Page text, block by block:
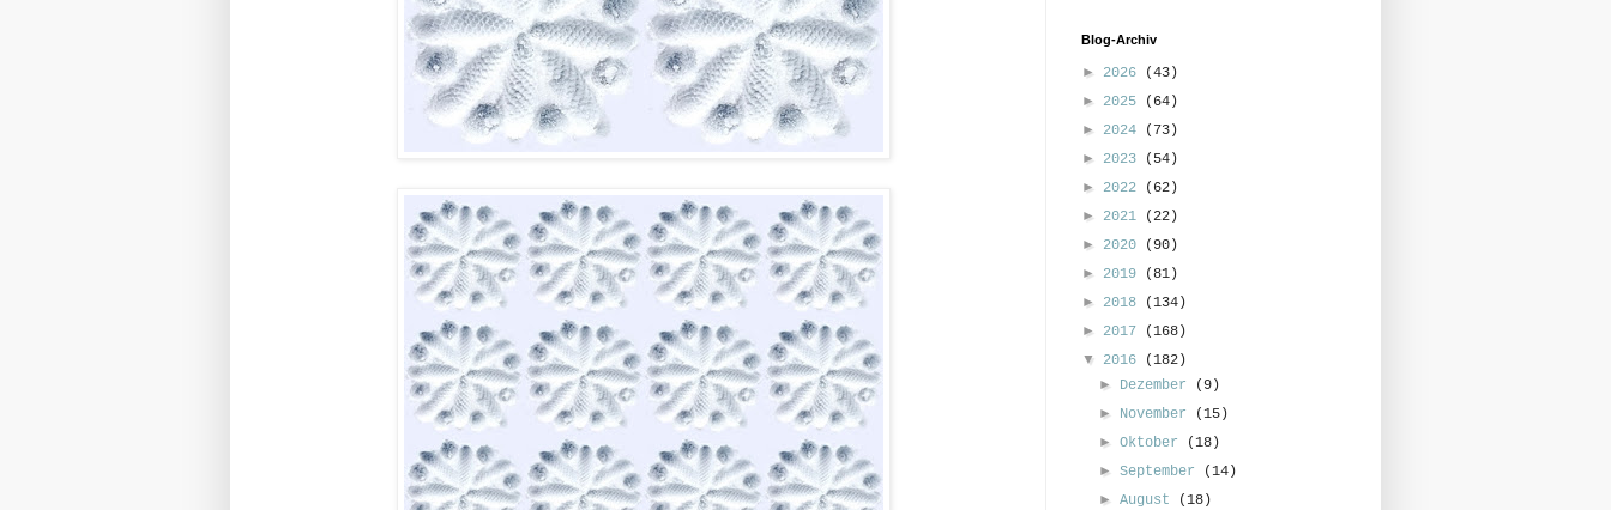
Blog-Archiv
► 2026
(43)
► 2025
(64)
► 2024
(73)
► 2023
(54)
► 2022
(62)
► 2021
(22)
► 2020
(90)
► 2019
(81)
► 2018
(134)
► 2017
(168)
▼ 2016
(182)
► Dezember
(9)
► November
(15)
►Oktober
(18)
►September
(14)
►August
(18)